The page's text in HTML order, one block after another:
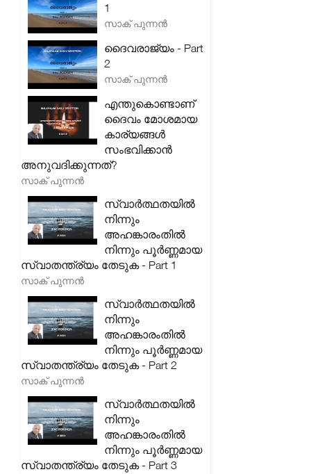
1
സാക് പുന്നൻ
ദൈവരാജ്യം - Part
2
സാക് പുന്നൻ
എന്തുകൊണ്ടാണ്
ദൈവം മോശമായ
കാര്യങ്ങൾ
സംഭവിക്കാൻ
അനുവദിക്കുന്നത്?
സാക് പുന്നൻ
സ്വാർത്ഥതയിൽ
നിന്നും
അഹങ്കാരംതിൽ
നിന്നും പൂർണ്ണമായ
സ്വാതന്ത്ര്യം തേടുക - Part 1
സാക് പുന്നൻ
സ്വാർത്ഥതയിൽ
നിന്നും
അഹങ്കാരംതിൽ
നിന്നും പൂർണ്ണമായ
സ്വാതന്ത്ര്യം തേടുക - Part 2
സാക് പുന്നൻ
സ്വാർത്ഥതയിൽ
നിന്നും
അഹങ്കാരംതിൽ
നിന്നും പൂർണ്ണമായ
സ്വാതന്ത്ര്യം തേടുക - Part 3